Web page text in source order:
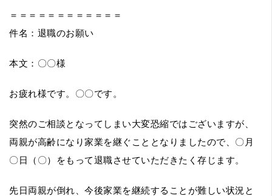
＝＝＝＝＝＝＝＝＝＝＝＝
件名：退職のお願い
本文：〇〇様
お疲れ様です。〇〇です。
突然のご相談となってしまい大変恐縮ではございますが、
両親が高齢になり家業を継ぐこととなりましたので、〇月
〇日（〇）をもって退職させていただきたく存じます。
先日両親が倒れ、今後家業を継続することが難しい状況と